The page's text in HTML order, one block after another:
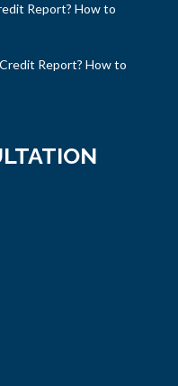
Report? How to
Report? How to